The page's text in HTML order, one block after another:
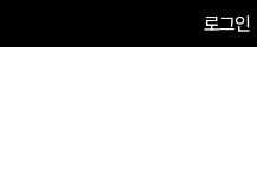
로그인